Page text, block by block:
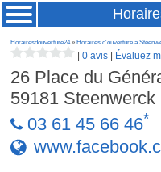
Horairesdouverture24» Horaires d'ouverture à
|0 avis Évaluez
26 Place du
59181 Steenwerck
03 61 45 66 46*